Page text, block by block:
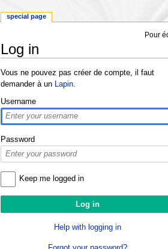
Pour
Log in
Vous ne pouvez pas créer de compte, il faut
demander à un Lapin.
Username
Password
Keep me logged in
Help with logging in
special page